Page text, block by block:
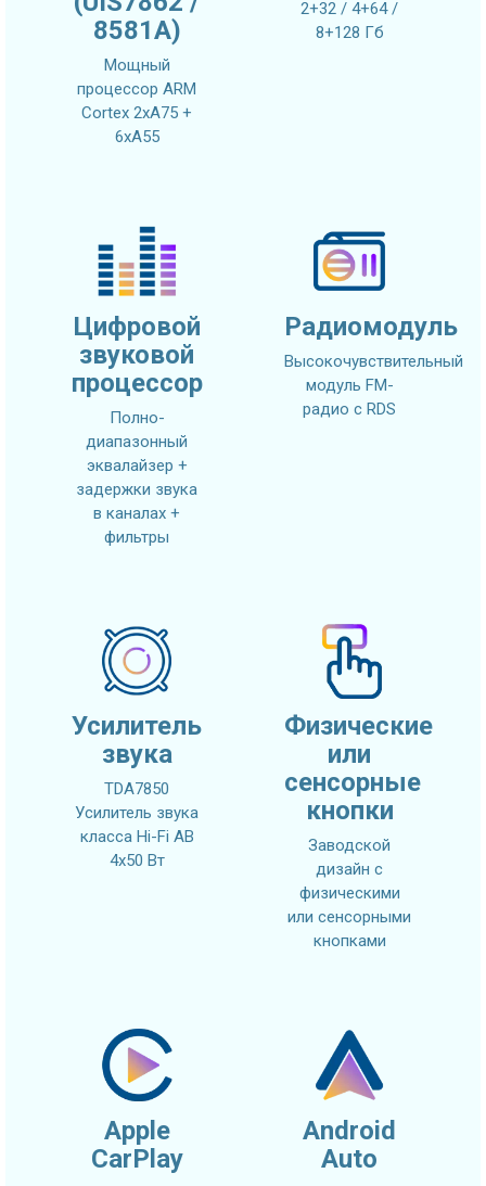
8581A)
Мощный
процессор ARM
Cortex 2xA75 +
6xA55
2+32 / 4+64 /
8+128 Гб
Цифровой
звуковой
процессор
Полно-
диапазонный
эквалайзер +
задержки звука
в каналах +
фильтры
Радиомодуль
Высокочувствительный
модуль FM-
радио с RDS
Усилитель
звука
TDA7850
Усилитель звука
класса Hi-Fi AB
4x50 Вт
Физические
или
сенсорные
кнопки
Заводской
дизайн с
физическими
или сенсорными
кнопками
Apple
CarPlay
Android
Auto